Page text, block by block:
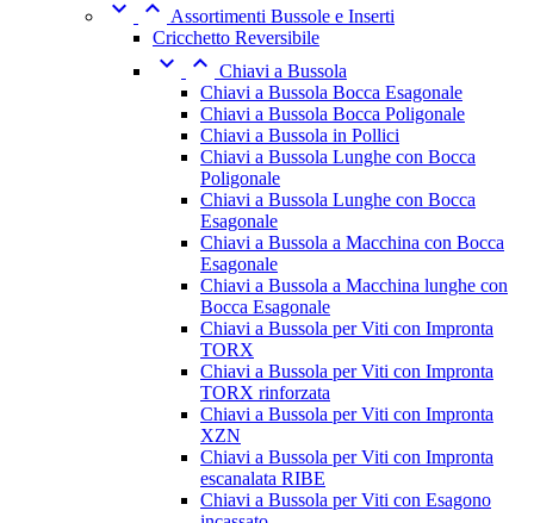
  Assortimenti Bussole e Inserti
Cricchetto Reversibile
  Chiavi a Bussola
Chiavi a Bussola Bocca Esagonale
Chiavi a Bussola Bocca Poligonale
Chiavi a Bussola in Pollici
Chiavi a Bussola Lunghe con Bocca
Poligonale
Chiavi a Bussola Lunghe con Bocca
Esagonale
Chiavi a Bussola a Macchina con Bocca
Esagonale
Chiavi a Bussola a Macchina lunghe con
Bocca Esagonale
Chiavi a Bussola per Viti con Impronta
TORX
Chiavi a Bussola per Viti con Impronta
TORX rinforzata
Chiavi a Bussola per Viti con Impronta
XZN
Chiavi a Bussola per Viti con Impronta
escanalata RIBE
Chiavi a Bussola per Viti con Esagono